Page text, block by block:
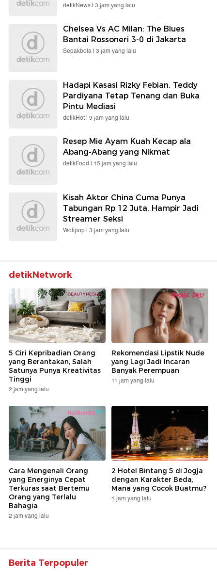
detikNews | 3 jam yang lalu
Chelsea Vs AC Milan: The Blues
Bantai Rossoneri 3-0 di Jakarta
Sepakbola | 3 jam yang lalu
Hadapi Kasasi Rizky Febian, Teddy
Pardiyana Tetap Tenang dan Buka
Pintu Mediasi
detikHot | 9 jam yang lalu
Resep Mie Ayam Kuah Kecap ala
Abang-Abang yang Nikmat
detikFood | 15 jam yang lalu
Kisah Aktor China Cuma Punya
Tabungan Rp 12 Juta, Hampir Jadi
Streamer Seksi
Wolipop | 3 jam yang lalu
detikNetwork
5 Ciri Kepribadian Orang
yang Berantakan, Salah
Satunya Punya Kreativitas
Tinggi
2 jam yang lalu
Rekomendasi Lipstik Nude
yang Lagi Jadi Incaran
Banyak Perempuan
11 jam yang lalu
Cara Mengenali Orang
yang Energinya Cepat
Terkuras saat Bertemu
Orang yang Terlalu
Bahagia
2 jam yang lalu
2 Hotel Bintang 5 di Jogja
dengan Karakter Beda,
Mana yang Cocok Buatmu?
1 jam yang lalu
Berita Terpopuler